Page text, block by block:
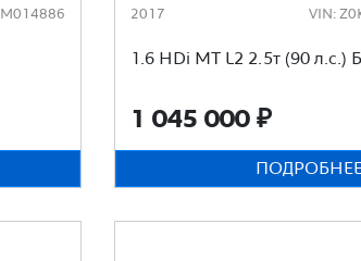
2017 VIN:
1.6 HDi MT L2 2.5т (90 л.с.)
1 045 000 ₽